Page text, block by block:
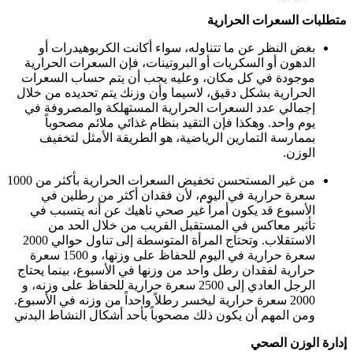
متطلبات السعرات الحرارية
بغض النظر عن ما تتناوله، سواء أكانت الكربوهيدرات أو
الدهون أو السكريات أو البروتينات، فإن السعرات الحرارية
موجودة في كل مكان، وعليه يجب أن يتم حساب السعرات
الحرارية بشكل دقيق، لاسيما وأن وزنك يتم تحديده من خلال
إجمالي عدد السعرات الحرارية المستهلكة والمصروفة في
يوم واحد. وهكذا فإن التقيد بنظام غذائي ملائم مصحوباً
بممارسة التمارين الرياضية، هو الطريقة الأمثل لتخفيف
الوزن.
من غير المستحسن تخفيض السعرات الحرارية بأكثر من 1000
سعرة حرارية في اليوم، لأن فقدان أكثر من رطلين في
الأسبوع قد يكون أمراً غير صحي ناهيك عن أنه يتسبب في
تأثير معاكس في المستقبل القريب من خلال الحد من
الاستقلاب. وتحتاج المرأة المتوسطة إلى تناول حوالي 2000
سعرة حرارية في اليوم للحفاظ على وزنها، و 1500 سعرة
حرارية لفقدان رطل واحد من وزنها في الأسبوع، بينما يحتاج
الرجل العادي إلى 2500 سعرة حرارية للحفاظ على وزنه، و
2000 سعرة حرارية ليخسر رطلاً واحداً من وزنه في الأسبوع.
ومن المهم أن يكون ذلك مصحوباً بأحد أشكال النشاط البدني
إدارة الوزن الصحي